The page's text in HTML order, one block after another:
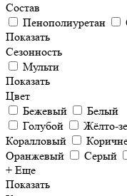
Состав
Пенополиуретан
Показать
Сезонность
Мульти
Показать
Цвет
Бежевый
Белый
Голубой
Жёлто-
Коралловый
Оранжевый
Серый
+ Еще
Показать